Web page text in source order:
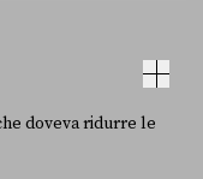
doveva ridurre le